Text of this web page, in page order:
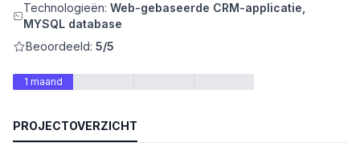
Technologieën:Web-gebaseerde CRM-applicatie,
MYSQL database
Beoordeeld: 5/5
1 maand
PROJECTOVERZICHT